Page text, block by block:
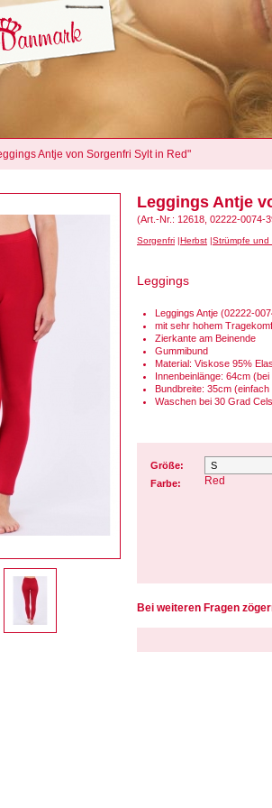
Antje von Sorgenfri Sylt in Red"
Leggings Antje
(Art.-Nr.: 12618, 02222-0074-
Sorgenfri Herbst Strümpfe und
Leggings
Leggings Antje (02222-
mit sehr hohem
Zierkante am Beinende
Gummibund
Material: Viskose 95%
Innenbeinlänge: 64cm
Bundbreite: 35cm
Waschen bei 30 Grad
Größe:
Farbe:
Red
Bei weiteren Fragen